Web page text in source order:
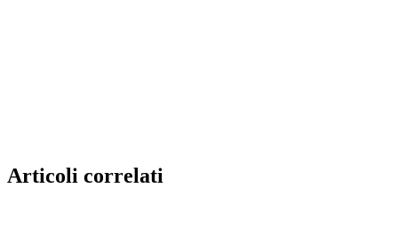
Articoli correlati